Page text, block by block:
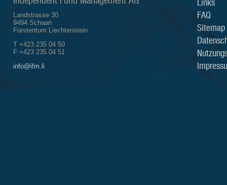
Landstrasse 30
9494 Schaan
Fürstentum Liechtenstein
T +423 235 04 50
F +423 235 04 51
info@ifm.li
FAQ
Sitemap